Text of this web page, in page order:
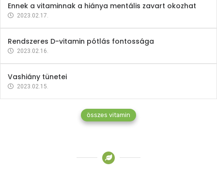
Ennek a vitaminnak a hiánya mentális zavart okozhat
2023.02.17.
Rendszeres D-vitamin pótlás fontossága
2023.02.16.
Vashiány tünetei
2023.02.15.
összes vitamin